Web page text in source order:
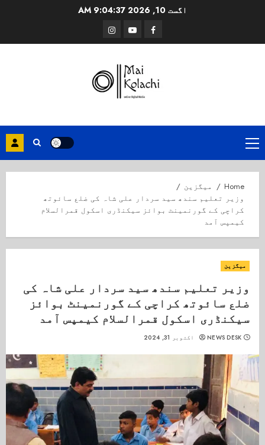
اگست 10, 2026 9:04:38 AM
Facebook
Youtube
Instagram
Primary
Menu
Home
میگزین
وزیر تعلیم سندھ سید سردار علی شاہ کی ضلع سائوتھ
کراچی کے گورنمینٹ بوائز سیکنڈری اسکول قمرالسلام
کیمپس آمد
میگزین
وزیر تعلیم سندھ سید سردار علی شاہ کی
ضلع سائوتھ کراچی کے گورنمینٹ بوائز
سیکنڈری اسکول قمرالسلام کیمپس آمد
NEWS DESK اکتوبر 31, 2024